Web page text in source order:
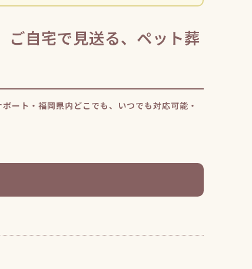
ご自宅で見送る、ペット葬
ート・福岡県内どこでも、いつでも対応可能・